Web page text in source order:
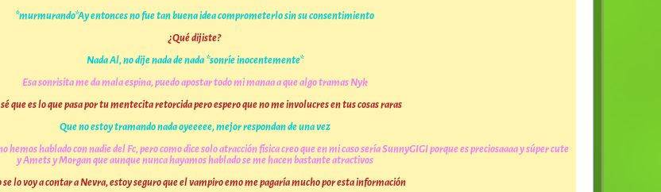
*murmurando*Ay entonces no fue tan buena idea comprometerlo sin su consentimiento
¿Qué dijiste?
Nada Al, no dije nada de nada *sonríe inocentemente*
Esa sonrisita me da mala espina, puedo apostar todo mi manaa a que algo tramas Nyk
que es lo que pasa por tu mentecita retorcida pero espero que no me involucres en tus cosas raras
Que no estoy tramando nada oyeeeee, mejor respondan de una vez
hemos hablado con nadie del Fc, pero como dice solo atracción física creo que en mi caso sería SunnyGIGI porque es preciosaaaa y súper cute
y Amets y Morgan que aunque nunca hayamos hablado se me hacen bastante atractivos
se lo voy a contar a Nevra, estoy seguro que el vampiro emo me pagaría mucho por esta información